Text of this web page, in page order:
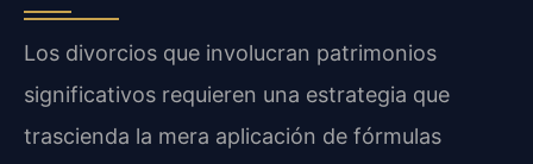
Los divorcios que involucran patrimonios
significativos requieren una estrategia que
trascienda la mera aplicación de fórmulas